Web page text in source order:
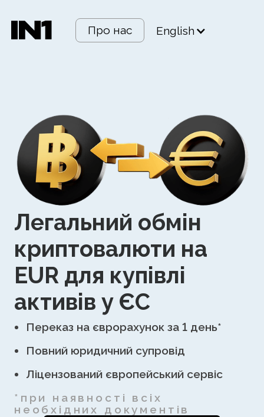
Про нас English
Легальний обмін
криптовалюти на
EUR для купівлі
активів у ЄС
Переказ на єврорахунок за 1 день*
Повний юридичний супровід
Ліцензований європейський сервіс
*при наявності всіх
необхідних документів